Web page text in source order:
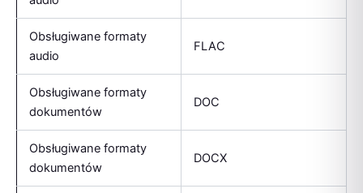
Obsługiwane formaty
audio
FLAC
Obsługiwane formaty
dokumentów
DOC
Obsługiwane formaty
dokumentów
DOCX